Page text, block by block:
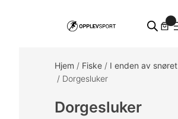
Hjem / Fiske / I enden av snøret
/ Dorgesluker
Dorgesluker